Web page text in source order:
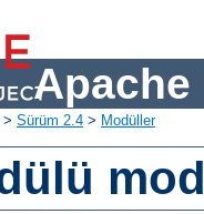
Apache
> Sürüm 2.4 > Modüller